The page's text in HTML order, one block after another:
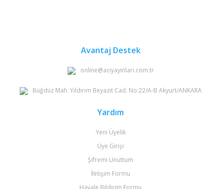
Avantaj Destek
online@aciyayinlari.com.tr
Büğdüz Mah. Yıldırım Beyazıt Cad. No:22/A-B Akyurt/ANKARA
Yardım
Yeni Üyelik
Üye Girişi
Şifremi Unuttum
İletişim Formu
Havale Bildirim Formu